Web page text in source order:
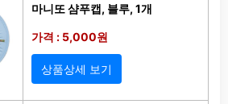
마니또 샴푸캡, 블루, 1개
가격 : 5,000원
상품상세 보기